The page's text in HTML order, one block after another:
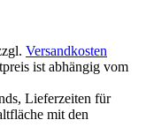
Versandkosten
ist abhängig vom
Lieferzeiten für
mit den